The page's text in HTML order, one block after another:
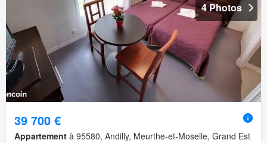
4 Photos
39 700 €
Appartement à 95580, Andilly, Meurthe-et-Moselle, Grand Est